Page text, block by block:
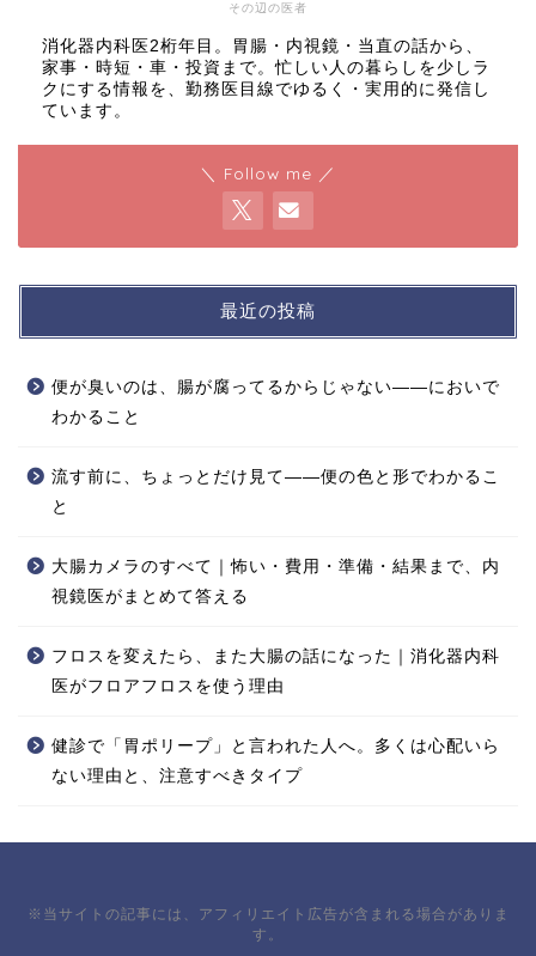
その辺の医者
消化器内科医2桁年目。胃腸・内視鏡・当直の話から、
家事・時短・車・投資まで。忙しい人の暮らしを少しラ
クにする情報を、勤務医目線でゆるく・実用的に発信し
ています。
＼ Follow me ／
最近の投稿
便が臭いのは、腸が腐ってるからじゃない——においで
わかること
流す前に、ちょっとだけ見て——便の色と形でわかるこ
と
大腸カメラのすべて｜怖い・費用・準備・結果まで、内
視鏡医がまとめて答える
フロスを変えたら、また大腸の話になった｜消化器内科
医がフロアフロスを使う理由
健診で「胃ポリープ」と言われた人へ。多くは心配いら
ない理由と、注意すべきタイプ
※当サイトの記事には、アフィリエイト広告が含まれる場合がありま
す。